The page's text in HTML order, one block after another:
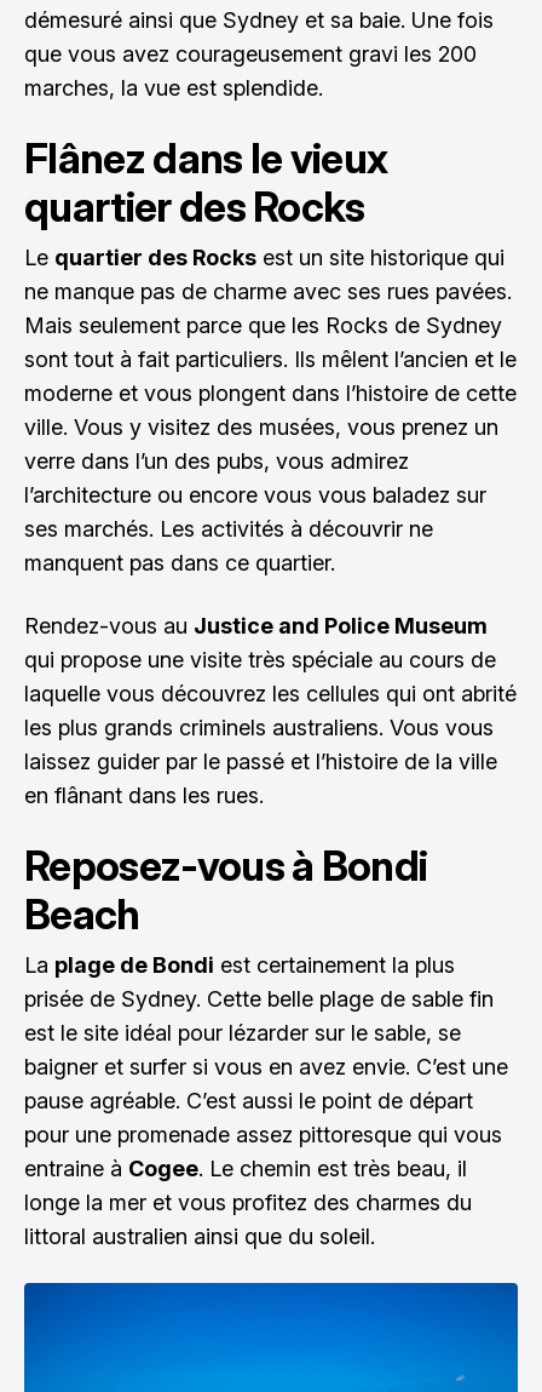
démesuré ainsi que Sydney et sa baie. Une fois
que vous avez courageusement gravi les 200
marches, la vue est splendide.
Flânez dans le vieux
quartier des Rocks
Le quartier des Rocks est un site historique qui
ne manque pas de charme avec ses rues pavées.
Mais seulement parce que les Rocks de Sydney
sont tout à fait particuliers. Ils mêlent l’ancien et le
moderne et vous plongent dans l’histoire de cette
ville. Vous y visitez des musées, vous prenez un
verre dans l’un des pubs, vous admirez
l’architecture ou encore vous vous baladez sur
ses marchés. Les activités à découvrir ne
manquent pas dans ce quartier.
Rendez-vous au Justice and Police Museum
qui propose une visite très spéciale au cours de
laquelle vous découvrez les cellules qui ont abrité
les plus grands criminels australiens. Vous vous
laissez guider par le passé et l’histoire de la ville
en flânant dans les rues.
Reposez-vous à Bondi
Beach
La plage de Bondi est certainement la plus
prisée de Sydney. Cette belle plage de sable fin
est le site idéal pour lézarder sur le sable, se
baigner et surfer si vous en avez envie. C’est une
pause agréable. C’est aussi le point de départ
pour une promenade assez pittoresque qui vous
entraine à Cogee. Le chemin est très beau, il
longe la mer et vous profitez des charmes du
littoral australien ainsi que du soleil.